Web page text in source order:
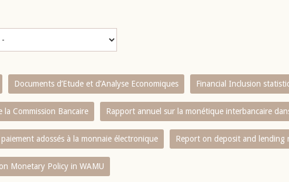
Documents d’Etude et d’Analyse Economiques Financial Inclusion
la Commission Bancaire Rapport annuel sur la monétique interbancaire
adossés à la monnaie électronique Report on deposit and lending
Monetary Policy in WAMU